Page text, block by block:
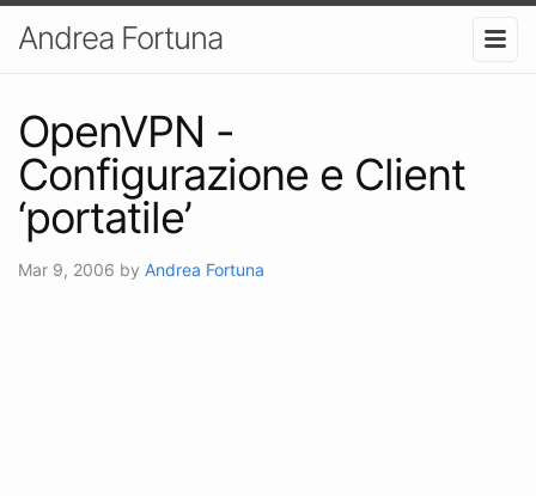
Andrea Fortuna
OpenVPN -
Configurazione e Client
‘portatile’
Mar 9, 2006 by Andrea Fortuna